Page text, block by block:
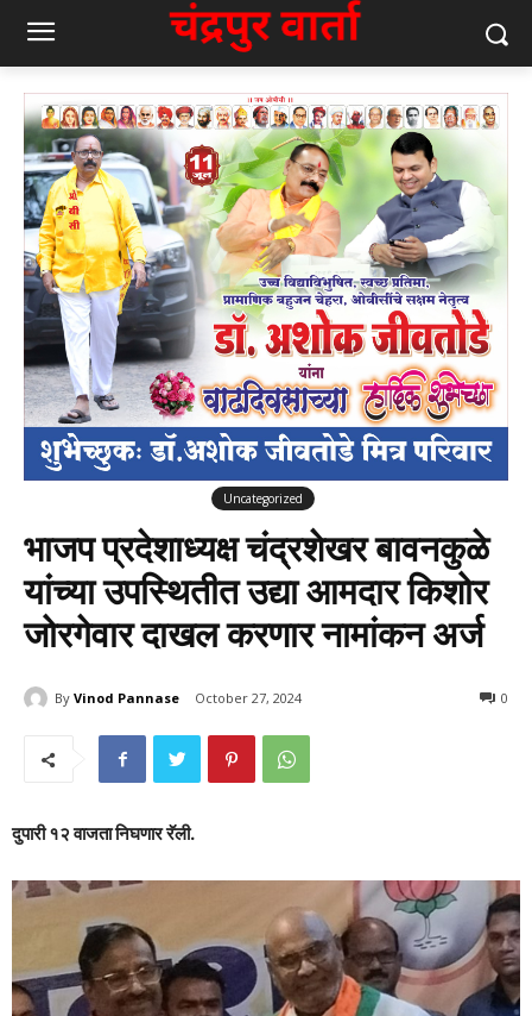
Uncategorized
भाजप प्रदेशाध्यक्ष चंद्रशेखर बावनकुळे
यांच्या उपस्थितीत उद्या आमदार किशोर
जोरगेवार दाखल करणार नामांकन अर्ज
By Vinod Pannase October 27, 2024 0
दुपारी १२ वाजता निघणार रॅली.